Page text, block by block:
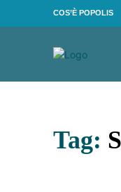
COS’È POPOLIS
Tag: